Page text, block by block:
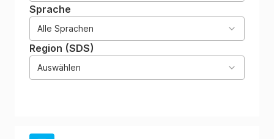
Sprache
Alle Sprachen
Region (SDS)
Auswählen